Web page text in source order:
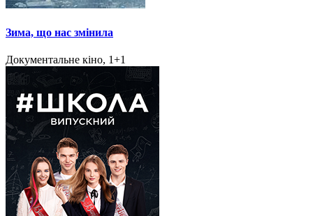
Зима, що нас змінила
Документальне кіно, 1+1